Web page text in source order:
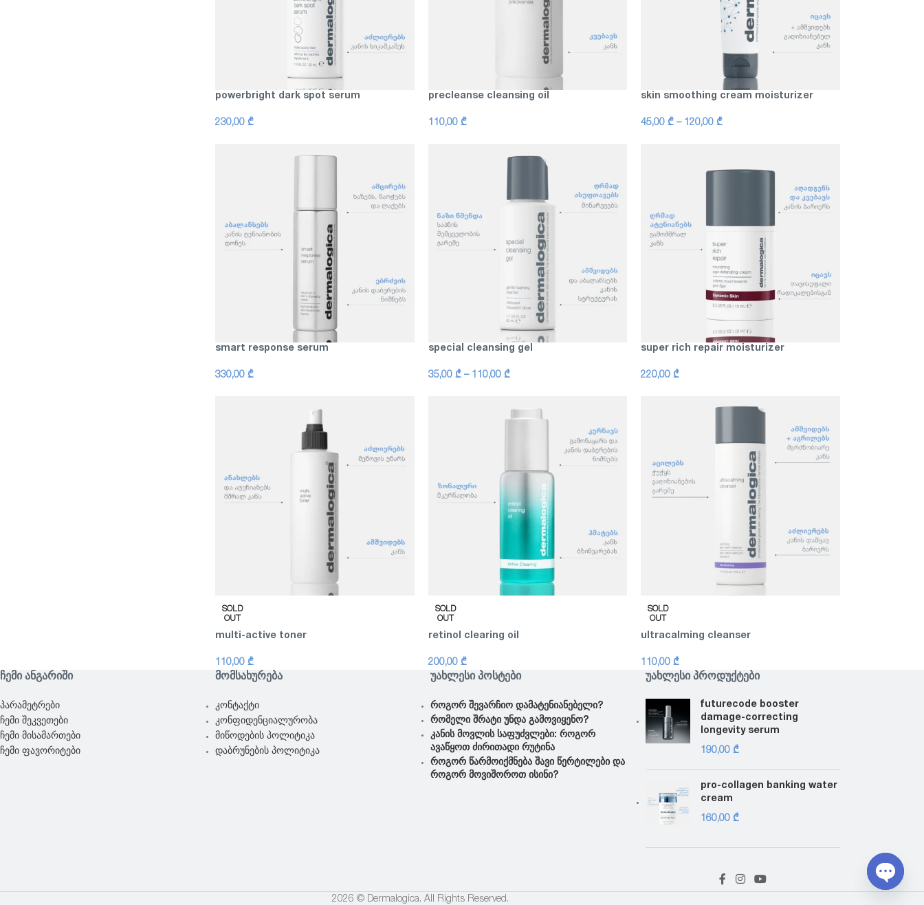
powerbright dark spot serum
230,00 ₾
precleanse cleansing oil
110,00 ₾
skin smoothing cream moisturizer
45,00₾ – 120,00₾
smart response serum
330,00 ₾
special cleansing gel
35,00 ₾ – 110,00 ₾
super rich repair moisturizer
220,00₾
SOLD
OUT
multi-active toner
110,00 ₾
SOLD
OUT
retinol clearing oil
200,00 ₾
SOLD
OUT
ultracalming cleanser
110,00₾
ᲩᲔᲛᲘ ᲐᲜᲒᲐᲠᲘᲨᲘ
პარამეტრები
ჩემი შეკვეთები
ჩემი მისამართები
ჩემი ფავორიტები
ᲛᲝᲛᲡᲐᲮᲣᲠᲔᲑᲐ
კონტაქტი
კონფიდენციალურობა
მიწოდების პოლიტიკა
დაბრუნების პოლიტიკა
ᲣᲐᲮᲚᲔᲡᲘ ᲞᲝᲡᲢᲔᲑᲘ
როგორ შევარჩიო დამატენიანებელი?
რომელი შრატი უნდა გამოვიყენო?
კანის მოვლის საფუძვლები: როგორ
ავაწყოთ ძირითადი რუტინა
როგორ წარმოიქმნება შავი წერტილები და
როგორ მოვიშოროთ ისინი?
ᲣᲐᲮᲚᲔᲡᲘ ᲞᲠᲝᲓᲣᲥᲢᲔᲑᲘ
futurecode booster
damage-correcting
longevity serum
190,00 ₾
pro-collagen banking water
cream
160,00 ₾
2026 © Dermalogica. All Rights Reserved.